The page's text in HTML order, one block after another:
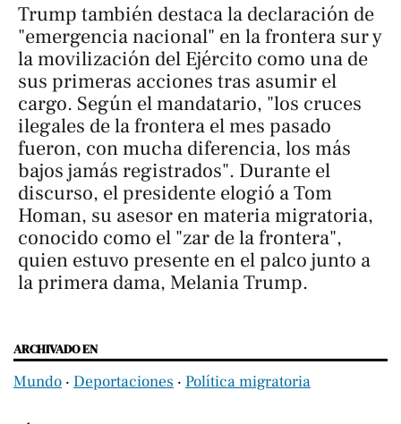
Trump también destaca la declaración de
"emergencia nacional" en la frontera sur y
la movilización del Ejército como una de
sus primeras acciones tras asumir el
cargo. Según el mandatario, "los cruces
ilegales de la frontera el mes pasado
fueron, con mucha diferencia, los más
bajos jamás registrados". Durante el
discurso, el presidente elogió a Tom
Homan, su asesor en materia migratoria,
conocido como el "zar de la frontera",
quien estuvo presente en el palco junto a
la primera dama, Melania Trump.
ARCHIVADO EN
Mundo ‧ Deportaciones ‧ Política migratoria